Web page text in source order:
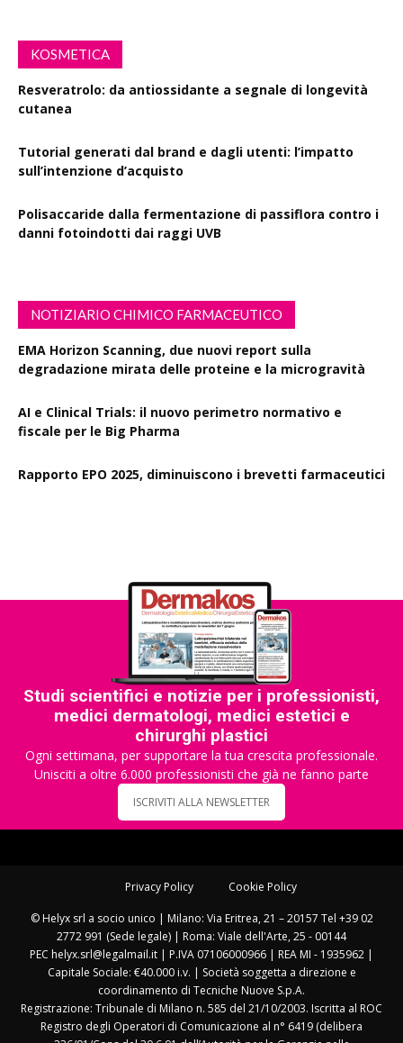
KOSMETICA
Resveratrolo: da antiossidante a segnale di longevità
cutanea
Tutorial generati dal brand e dagli utenti: l’impatto
sull’intenzione d’acquisto
Polisaccaride dalla fermentazione di passiflora contro i
danni fotoindotti dai raggi UVB
NOTIZIARIO CHIMICO FARMACEUTICO
EMA Horizon Scanning, due nuovi report sulla
degradazione mirata delle proteine e la microgravità
AI e Clinical Trials: il nuovo perimetro normativo e
fiscale per le Big Pharma
Rapporto EPO 2025, diminuiscono i brevetti farmaceutici
Studi scientifici e notizie per i professionisti,
medici dermatologi, medici estetici e
chirurghi plastici
Ogni settimana, per supportare la tua crescita professionale.
Unisciti a oltre 6.000 professionisti che già ne fanno parte
ISCRIVITI ALLA NEWSLETTER
Privacy Policy Cookie Policy
© Helyx srl a socio unico | Milano: Via Eritrea, 21 – 20157 Tel +39 02
2772 991 (Sede legale) | Roma: Viale dell'Arte, 25 - 00144
PEC helyx.srl@legalmail.it | P.IVA 07106000966 | REA MI - 1935962 |
Capitale Sociale: €40.000 i.v. | Società soggetta a direzione e
coordinamento di Tecniche Nuove S.p.A.
Registrazione: Tribunale di Milano n. 585 del 21/10/2003. Iscritta al ROC
Registro degli Operatori di Comunicazione al n° 6419 (delibera